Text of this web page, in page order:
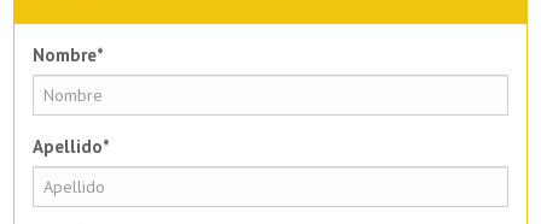
Nombre*
Apellido*